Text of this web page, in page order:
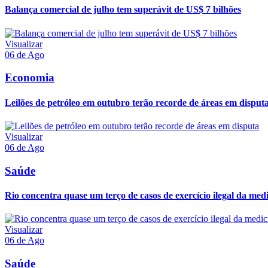
Balança comercial de julho tem superávit de US$ 7 bilhões
Visualizar
06 de Ago
Economia
Leilões de petróleo em outubro terão recorde de áreas em disputa
Visualizar
06 de Ago
Saúde
Rio concentra quase um terço de casos de exercício ilegal da
Visualizar
06 de Ago
Saúde